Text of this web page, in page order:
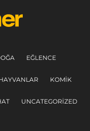
EĞLENCE
KOMIK
UNCATEGORIZED